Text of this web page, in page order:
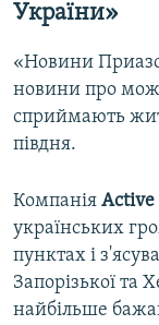
України»
«Новини
новини про
сприймають
півдня.
Компанія Active
українських
пунктах і
Запорізької та
найбільше